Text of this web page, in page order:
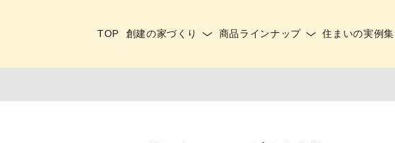
TOP 創建の家づくり 商品ラインナップ 住まいの実例集